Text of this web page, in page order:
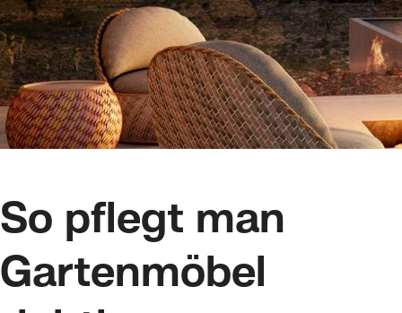
So pflegt man
Gartenmöbel